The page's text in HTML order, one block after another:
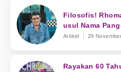
Filosofis!
usul Nama
Artikel 29
Rayakan 60